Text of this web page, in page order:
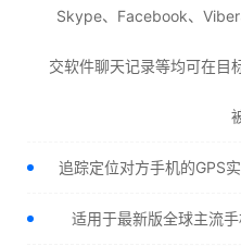
Skype、Facebook、
交软件聊天记录等均可在目
追踪定位对方手机的GPS
适用于最新版全球主流